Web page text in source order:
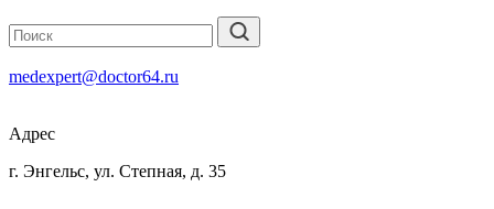
medexpert@doctor64.ru
Адрес
г. Энгельс, ул. Степная, д. 35